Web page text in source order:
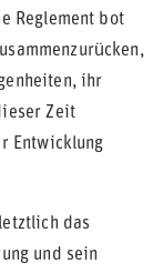
Reglement bot
ihr
Zeit
Entwicklung
das
und sein